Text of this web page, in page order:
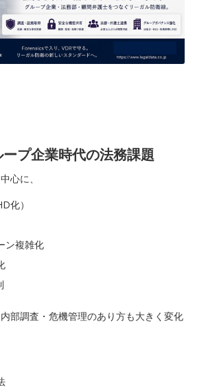
プ企業時代の法務課題
心に、
化）
ン複雑化
部調査・危機管理のあり方も大きく変化